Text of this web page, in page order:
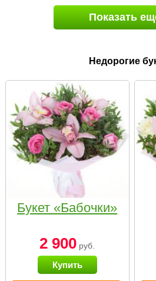
Показать
Недорогие
Букет «Бабочки»
2 900 руб.
Купить